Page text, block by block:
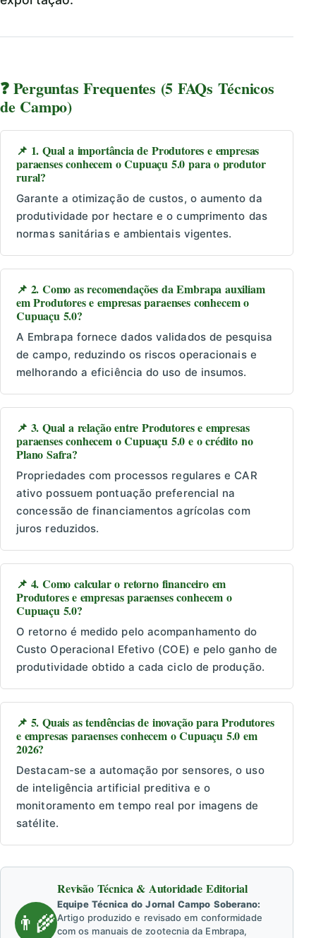
❓ Perguntas Frequentes (5 FAQs Técnicos
de Campo)
📌 1. Qual a importância de Produtores e empresas
paraenses conhecem o Cupuaçu 5.0 para o produtor
rural?
Garante a otimização de custos, o aumento da
produtividade por hectare e o cumprimento das
normas sanitárias e ambientais vigentes.
📌 2. Como as recomendações da Embrapa auxiliam
em Produtores e empresas paraenses conhecem o
Cupuaçu 5.0?
A Embrapa fornece dados validados de pesquisa
de campo, reduzindo os riscos operacionais e
melhorando a eficiência do uso de insumos.
📌 3. Qual a relação entre Produtores e empresas
paraenses conhecem o Cupuaçu 5.0 e o crédito no
Plano Safra?
Propriedades com processos regulares e CAR
ativo possuem pontuação preferencial na
concessão de financiamentos agrícolas com
juros reduzidos.
📌 4. Como calcular o retorno financeiro em
Produtores e empresas paraenses conhecem o
Cupuaçu 5.0?
O retorno é medido pelo acompanhamento do
Custo Operacional Efetivo (COE) e pelo ganho de
produtividade obtido a cada ciclo de produção.
📌 5. Quais as tendências de inovação para Produtores
e empresas paraenses conhecem o Cupuaçu 5.0 em
2026?
Destacam-se a automação por sensores, o uso
de inteligência artificial preditiva e o
monitoramento em tempo real por imagens de
satélite.
👨‍🌾
Revisão Técnica & Autoridade Editorial
Equipe Técnica do Jornal Campo Soberano:
Artigo produzido e revisado em conformidade
com os manuais de zootecnia da Embrapa,